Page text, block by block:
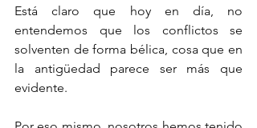
Está claro que hoy en día, no
entendemos que los conflictos se
solventen de forma bélica, cosa que en
la antigüedad parece ser más que
evidente.